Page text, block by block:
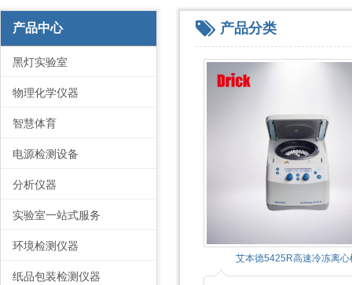
产品中心
黑灯实验室
物理化学仪器
智慧体育
电源检测设备
分析仪器
实验室一站式服务
环境检测仪器
纸品包装检测仪器
产品分类
艾本德5425R高速冷冻离心